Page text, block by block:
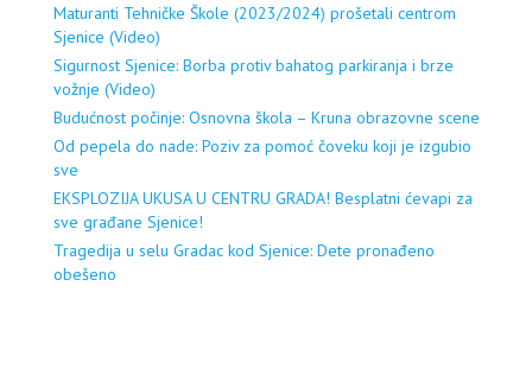
Maturanti Tehničke Škole (2023/2024) prošetali centrom
Sjenice (Video)
Sigurnost Sjenice: Borba protiv bahatog parkiranja i brze
vožnje (Video)
Budućnost počinje: Osnovna škola – Kruna obrazovne scene
Od pepela do nade: Poziv za pomoć čoveku koji je izgubio
sve
EKSPLOZIJA UKUSA U CENTRU GRADA! Besplatni ćevapi za
sve građane Sjenice!
Tragedija u selu Gradac kod Sjenice: Dete pronađeno
obešeno